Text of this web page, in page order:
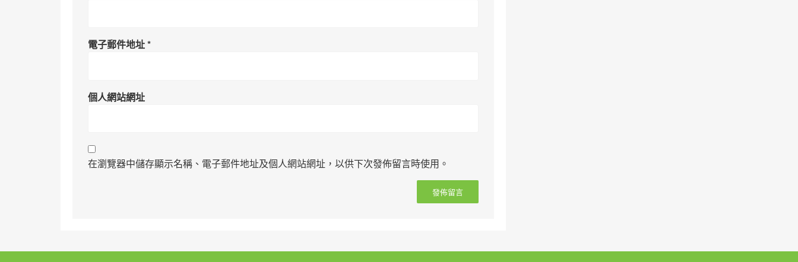
電子郵件地址*
個人網站網址
在瀏覽器中儲存顯示名稱、電子郵件地址及個人網站網址，以供下次發佈留言時使用。